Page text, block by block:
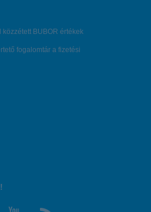
BUBOR értékek
fogalomtár a fizetési